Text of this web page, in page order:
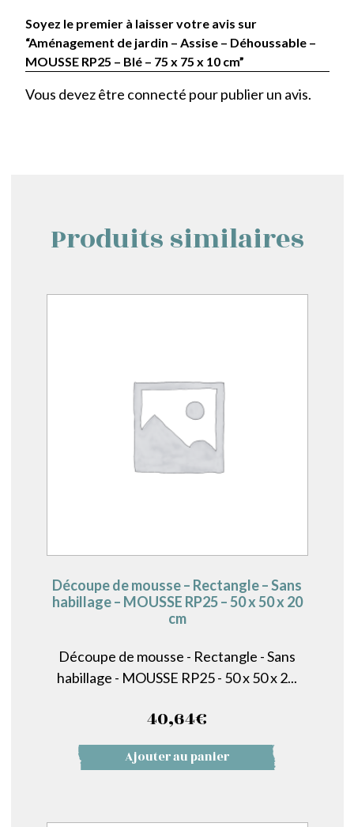
Soyez le premier à laisser votre avis sur
“Aménagement de jardin – Assise – Déhoussable –
MOUSSE RP25 – Blé – 75 x 75 x 10 cm”
Vous devez être connecté pour publier un avis.
Produits similaires
Découpe de mousse – Rectangle – Sans
habillage – MOUSSE RP25 – 50 x 50 x 20
cm
Découpe de mousse - Rectangle - Sans
habillage - MOUSSE RP25 - 50 x 50 x 2...
40,64€
Ajouter au panier